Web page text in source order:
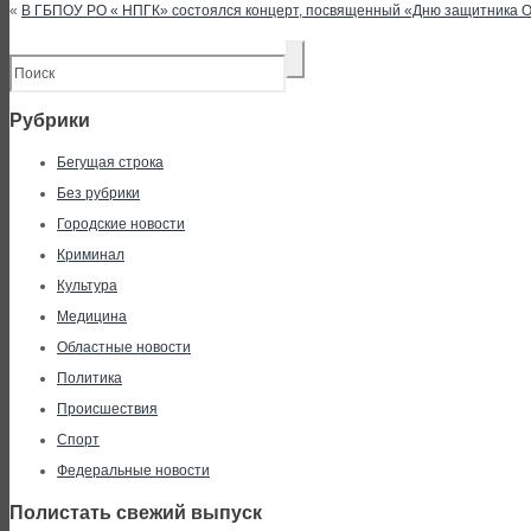
« В ГБПОУ РО « НПГК» состоялся концерт, посвященный «Дню защитника
Рубрики
Бегущая строка
Без рубрики
Городские новости
Криминал
Культура
Медицина
Областные новости
Политика
Происшествия
Спорт
Федеральные новости
Полистать свежий выпуск